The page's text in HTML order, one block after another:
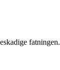
fatningen.